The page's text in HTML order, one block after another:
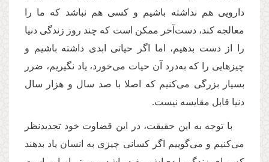
دارویی هم نداشته باشیم و کسی هم نباشد که ما را
معالجه کند، دست‌آخر ممکن است که چند روز زندگی دنیا
را از دست بدهیم، اما اگر حیاتی ابدی داشته باشیم و
چیزهایی را که به‌درد آن حیات می‌‌خورد، یاد نگیریم، ضرر
بسیار بزرگی می‌کنیم که اصلا با صد سال و هزار سال
دنیا قابل مقایسه نیست.
با توجه به این حقیقت، در این‌ قضاوت خود تجدیدنظر
می‌کنیم و می‌گوییم اگر کسانی چیزی به انسان یاد بدهند